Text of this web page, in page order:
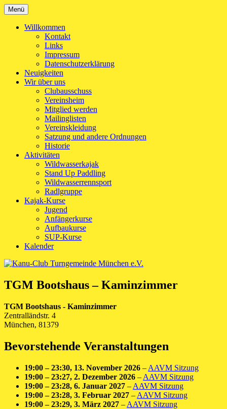
Zum
Inhalt
springen
Kanu-Club Turngemeinde München e.V.
Kanu fahren in München
Menü
Willkommen
Kontakt
Links
Impressum
Datenschutzerklärung
Neuigkeiten
Wir über uns
Clubausschuss
Vereinsheim
Mitglied werden
Mailinglisten
Vereinskleidung
Satzung und andere Ordnungen
Historie
Aktivitäten
Wildwasserkajak
Stand Up Paddling
Wildwasserrennsport
Radlgruppe
Kajak-Kurse
Jugend
Anfängerkurse
Aufbaukurse
SUP-Kurse
Kalender
TGM Bootshaus – Kaminzimmer
TGM Bootshaus - Kaminzimmer
Zentralländstr. 4
München, 81379
Bevorstehende Veranstaltungen
19:00 – 23:30, 13. November 2026 – AAVM Sitzung
19:00 – 23:27, 2. Dezember 2026 – AAVM Sitzung
19:00 – 23:28, 6. Januar 2027 – AAVM Sitzung
19:00 – 23:28, 3. Februar 2027 – AAVM Sitzung
19:00 – 23:29, 3. März 2027 – AAVM Sitzung